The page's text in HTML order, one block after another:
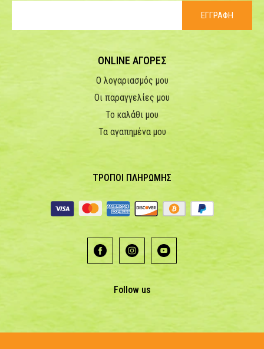
ΕΓΓΡΑΦΗ
ONLINE ΑΓΟΡΕΣ
Ο λογαριασμός μου
Οι παραγγελίες μου
Το καλάθι μου
Τα αγαπημένα μου
ΤΡΟΠΟΙ ΠΛΗΡΩΜΗΣ
Follow us